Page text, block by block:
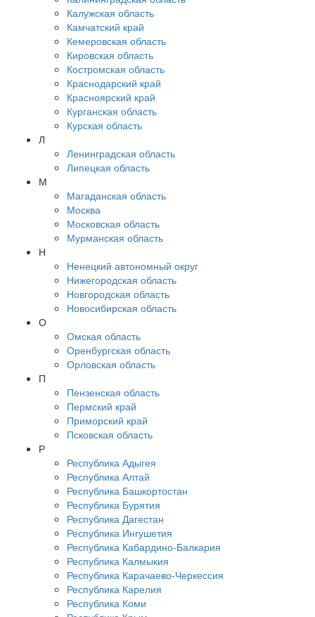
Калужская область
Камчатский край
Кемеровская область
Кировская область
Костромская область
Краснодарский край
Красноярский край
Курганская область
Курская область
Л
Ленинградская область
Липецкая область
М
Магаданская область
Москва
Московская область
Мурманская область
Н
Ненецкий автономный округ
Нижегородская область
Новгородская область
Новосибирская область
О
Омская область
Оренбургская область
Орловская область
П
Пензенская область
Пермский край
Приморский край
Псковская область
Р
Республика Адыгея
Республика Алтай
Республика Башкортостан
Республика Бурятия
Республика Дагестан
Республика Ингушетия
Республика Кабардино-Балкария
Республика Калмыкия
Республика Карачаево-Черкессия
Республика Карелия
Республика Коми